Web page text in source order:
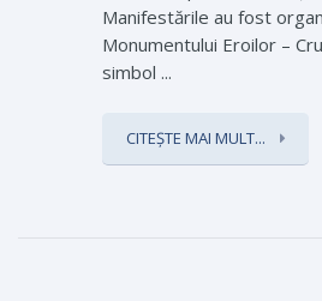
Manifestările au fost
Monumentului Eroilor –
simbol ...
CITEȘTE MAI MULT...